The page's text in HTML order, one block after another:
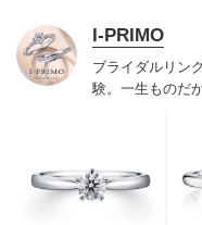
I-PRIMO
ブライダルリン
験。一生ものだ
でお待ちしてお
緒に。まずは、